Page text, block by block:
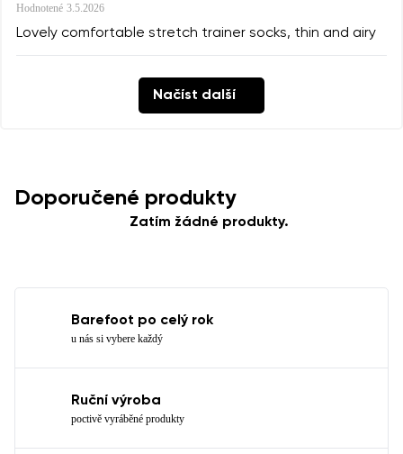
Hodnotené 3.5.2026
Lovely comfortable stretch trainer socks, thin and airy
Načíst další
Doporučené produkty
Zatím žádné produkty.
Barefoot po celý rok
u nás si vybere každý
Ruční výroba
poctivě vyráběné produkty